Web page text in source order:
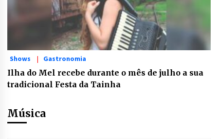
Shows Gastronomia
Ilha do Mel recebe durante o mês de julho a sua
tradicional Festa da Tainha
Música